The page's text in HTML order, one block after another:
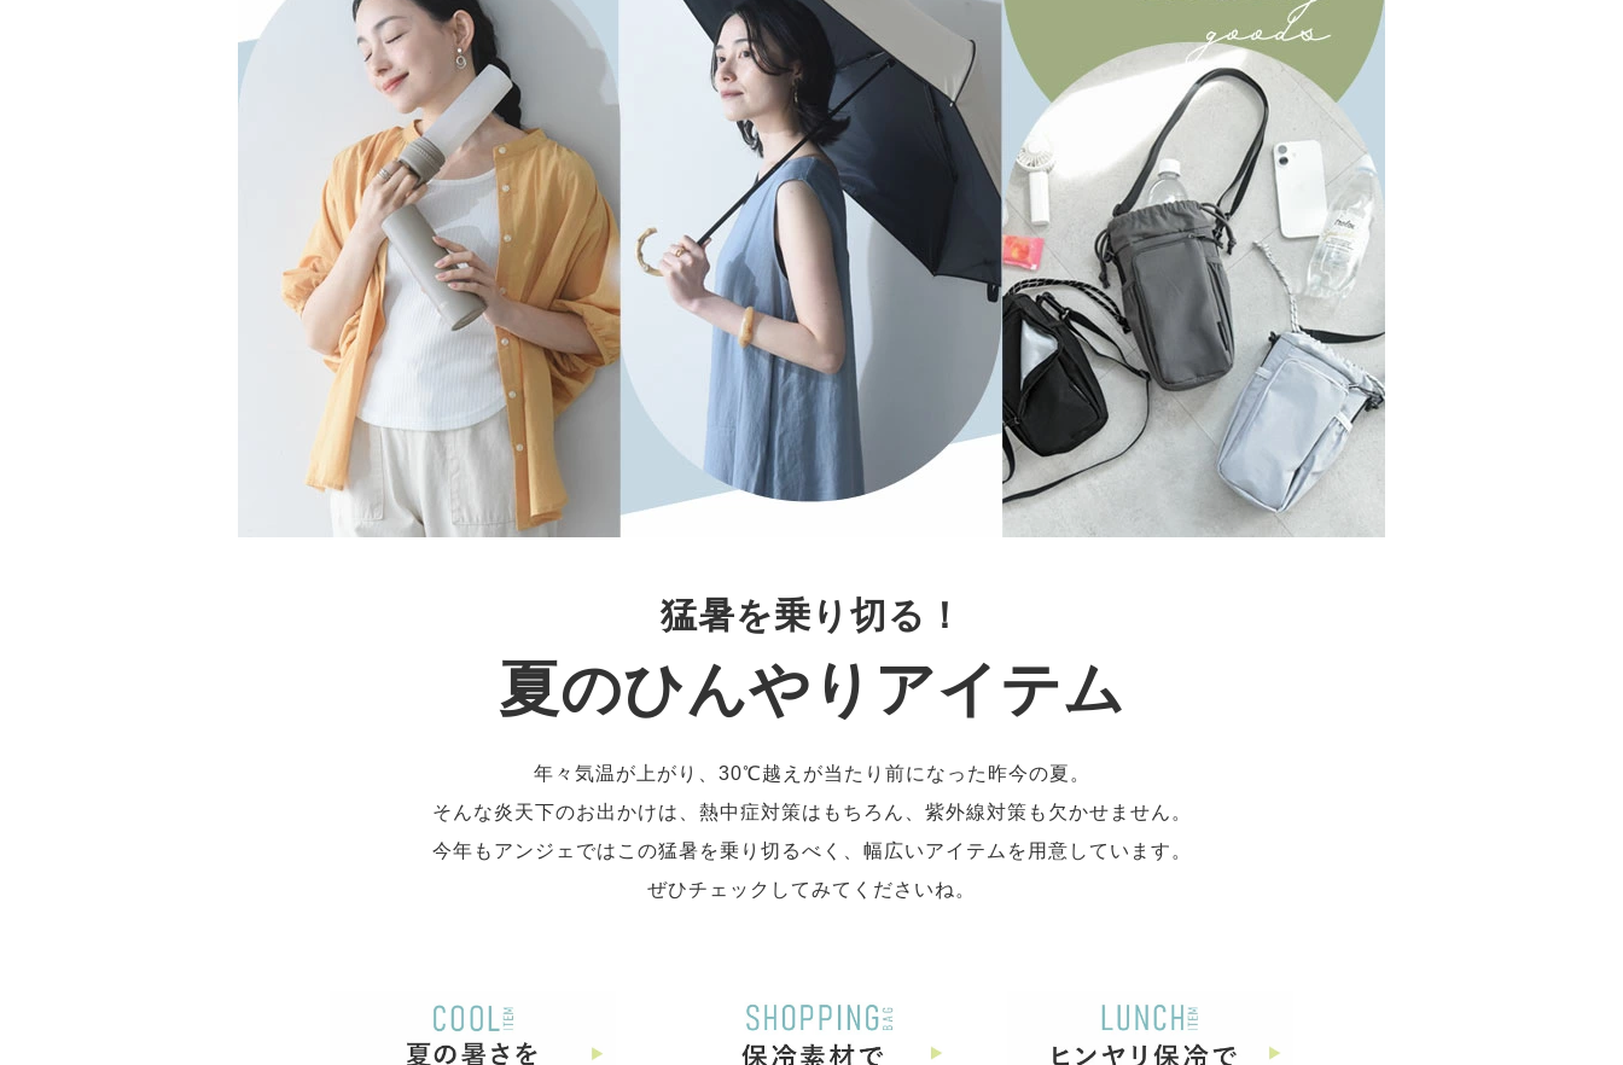
猛暑を乗り切る！
夏のひんやりアイテム
年々気温が上がり、30℃越えが当たり前になった昨今の夏。
そんな炎天下のお出かけは、熱中症対策はもちろん、紫外線対策も欠かせません。
今年もアンジェではこの猛暑を乗り切るべく、幅広いアイテムを用意しています。
ぜひチェックしてみてくださいね。